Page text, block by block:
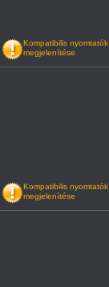
Kompatibilis nyomtatók
megjelenítése
Kompatibilis nyomtatók
megjelenítése